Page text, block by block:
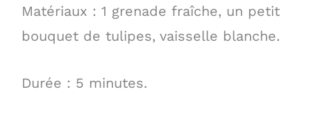
Matériaux : 1 grenade fraîche, un petit
bouquet de tulipes, vaisselle blanche.
Durée : 5 minutes.